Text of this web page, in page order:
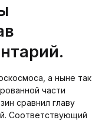
а ныне так
части
сравнил главу
Соответствующий